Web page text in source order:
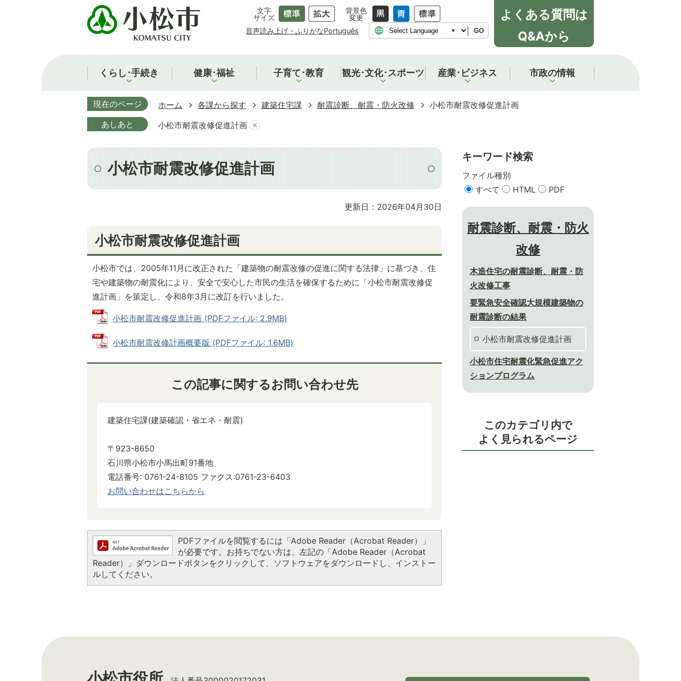
文字
サイズ
背景色
変更
音声読み上げ・ふりがなPortuguês GO
よくある質問は
Q&Aから
くらし･手続き 健康･福祉 子育て･教育 観光･文化･スポーツ 産業･ビジネス 市政の情報
現在のページ ホーム 各課から探す 建築住宅課 耐震診断、耐震・防火改修
小松市耐震改修促進計画
あしあと
小松市耐震改修促進計画
小松市耐震改修促進計画
更新日：2026年04月30日
小松市耐震改修促進計画
小松市では、2005年11月に改正された「建築物の耐震改修の促進に関する法律」に基づき、住
宅や建築物の耐震化により、安全で安心した市民の生活を確保するために「小松市耐震改修促
進計画」を策定し、令和8年3月に改訂を行いました。
小松市耐震改修促進計画 (PDFファイル: 2.9MB)
小松市耐震改修計画概要版 (PDFファイル: 1.6MB)
この記事に関するお問い合わせ先
建築住宅課(建築確認・省エネ・耐震)
〒923-8650
石川県小松市小馬出町91番地
電話番号: 0761-24-8105 ファクス:0761-23-6403
お問い合わせはこちらから
PDFファイルを閲覧するには「Adobe Reader（Acrobat Reader）」
が必要です。お持ちでない方は、左記の「Adobe Reader（Acrobat
Reader）」ダウンロードボタンをクリックして、ソフトウェアをダウンロードし、インストー
ルしてください。
キーワード検索
ファイル種別
すべて
HTML PDF
耐震診断、耐震・防火
改修
木造住宅の耐震診断、耐震・防
火改修工事
要緊急安全確認大規模建築物の
耐震診断の結果
小松市耐震改修促進計画
小松市住宅耐震化緊急促進アク
ションプログラム
このカテゴリ内で
よく見られるページ